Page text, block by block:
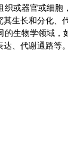
器官或细胞，
生长和分化、
物学领域，如
、代谢通路等。